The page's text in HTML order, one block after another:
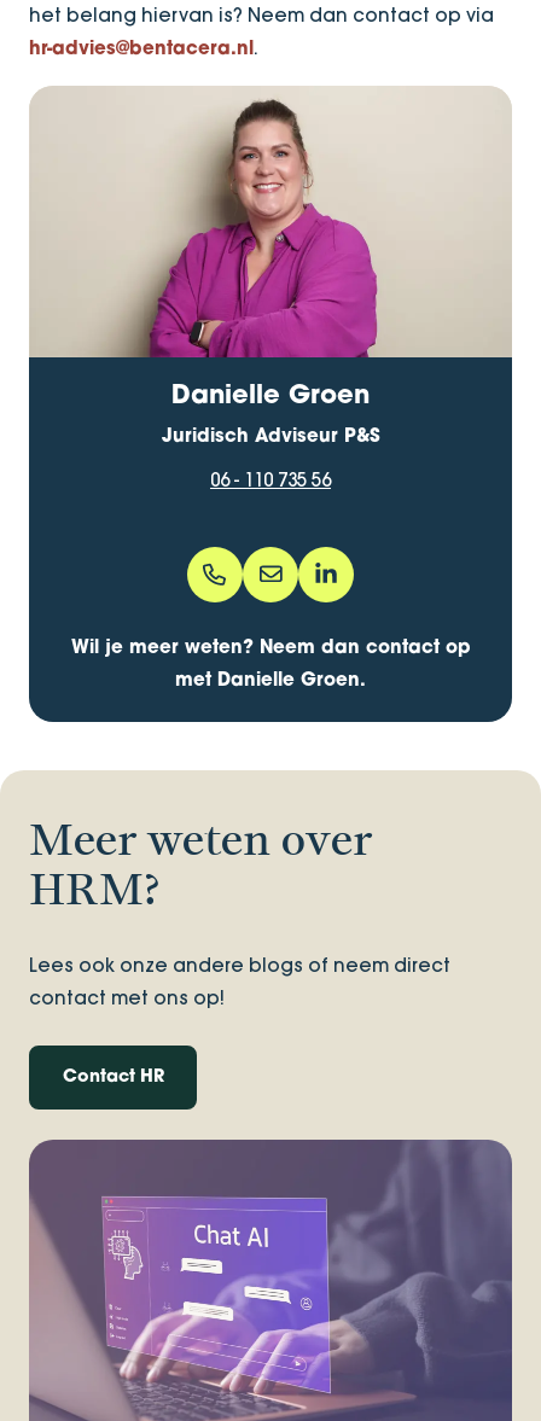
het belang hiervan is? Neem dan contact op via
hr-advies@bentacera.nl.
Danielle Groen
Juridisch Adviseur P&S
06 - 110 735 56
06 - 110 735 56
Danielle.Groen@bentacera.nl
danielle-groen-
Wil je meer weten? Neem dan contact op
met Danielle Groen.
Meer weten over
HRM?
Lees ook onze andere blogs of neem direct
contact met ons op!
Contact HR